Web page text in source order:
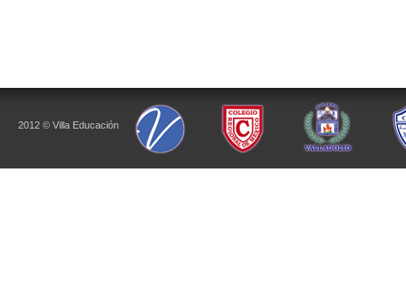
2012 © Villa Educación